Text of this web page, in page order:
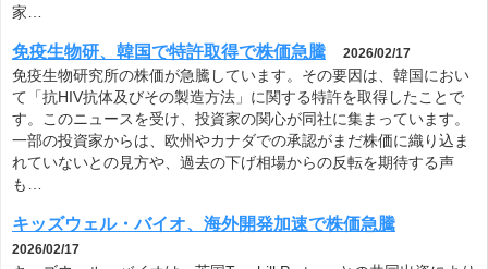
家…
免疫生物研、韓国で特許取得で株価急騰 2026/02/17
免疫生物研究所の株価が急騰しています。その要因は、韓国におい
て「抗HIV抗体及びその製造方法」に関する特許を取得したことで
す。このニュースを受け、投資家の関心が同社に集まっています。
一部の投資家からは、欧州やカナダでの承認がまだ株価に織り込ま
れていないとの見方や、過去の下げ相場からの反転を期待する声
も…
キッズウェル・バイオ、海外開発加速で株価急騰
2026/02/17